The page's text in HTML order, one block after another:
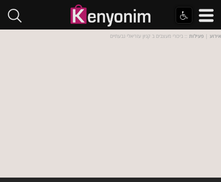
אירוע | פעילות :: ביכורי מעצבים ב קניון עזריאלי גבעתיים